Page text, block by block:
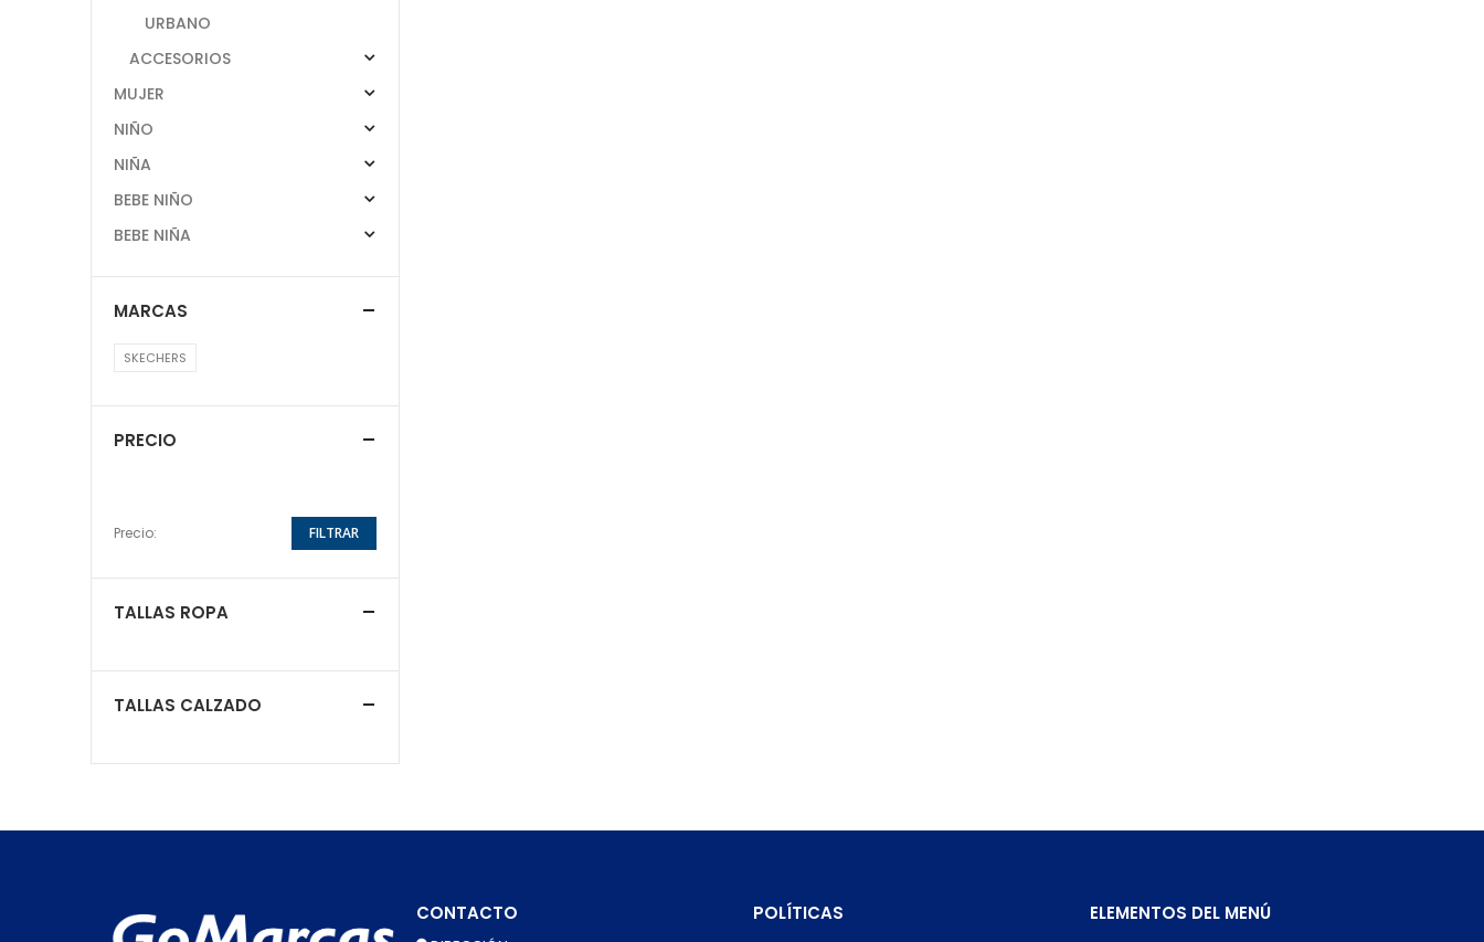
URBANO
ACCESORIOS
MUJER
NIÑO
NIÑA
BEBE NIÑO
BEBE NIÑA
MARCAS
SKECHERS
PRECIO
Precio: FILTRAR
TALLAS ROPA
TALLAS CALZADO
CONTACTO POLÍTICAS ELEMENTOS DEL MENÚ